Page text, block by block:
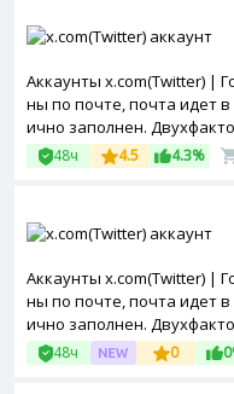
Аккаунты x.com(Twitter) |
ны по почте, почта идет
ично заполнен.
в комплекте.
48ч 4.5 4.3%
Аккаунты x.com(Twitter) |
ны по почте, почта идет
ично заполнен.
в комплекте.
48ч 0